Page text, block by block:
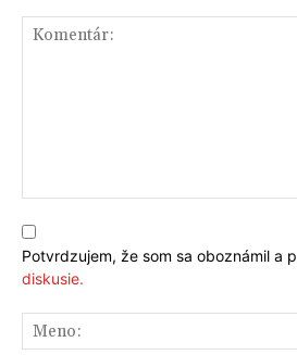
Potvrdzujem, že som sa oboznámil a
diskusie.